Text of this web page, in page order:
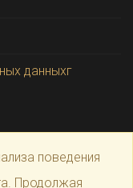
данныхг
поведения
Продолжая